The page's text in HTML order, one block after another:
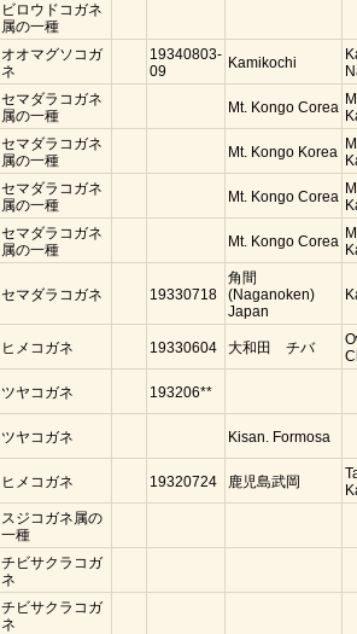
ビロウドコガネ
属の一種
オオマグソコガ
ネ
19340803-
09
Kamikochi
セマダラコガネ
属の一種
Mt. Kongo Corea
セマダラコガネ
属の一種
Mt. Kongo Korea
セマダラコガネ
属の一種
Mt. Kongo Corea
セマダラコガネ
属の一種
Mt. Kongo Corea
セマダラコガネ 19330718
角間
(Naganoken)
Japan
ヒメコガネ 19330604 大和田 チバ
ツヤコガネ 193206**
ツヤコガネ Kisan. Formosa
ヒメコガネ 19320724 鹿児島武岡
スジコガネ属の
一種
チビサクラコガ
ネ
チビサクラコガ
ネ